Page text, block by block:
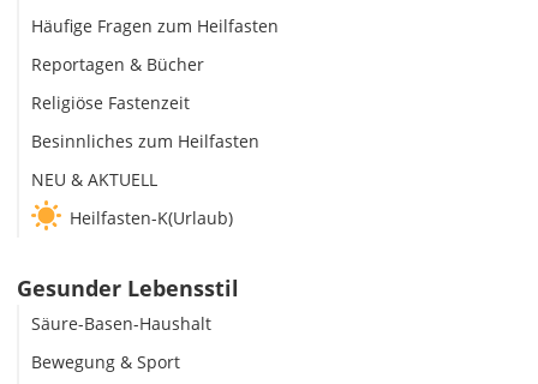
Häufige Fragen zum Heilfasten
Reportagen & Bücher
Religiöse Fastenzeit
Besinnliches zum Heilfasten
NEU & AKTUELL
Heilfasten-K(Urlaub)
Gesunder Lebensstil
Säure-Basen-Haushalt
Bewegung & Sport